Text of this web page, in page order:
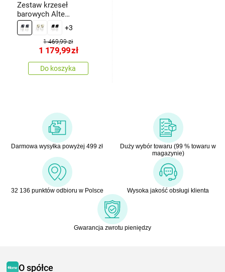
Zestaw krzeseł
barowych Alte
Anthracite and Chrome,
2 szt.
+3
1 469,99 zł
1 179,99zł
Do koszyka
Darmowa wysyłka powyżej 499 zł
Duży wybór towaru (99 % towaru w
magazynie)
32 136 punktów odbioru w Polsce Wysoka jakość obsługi klienta
Gwarancja zwrotu pieniędzy
O spółce